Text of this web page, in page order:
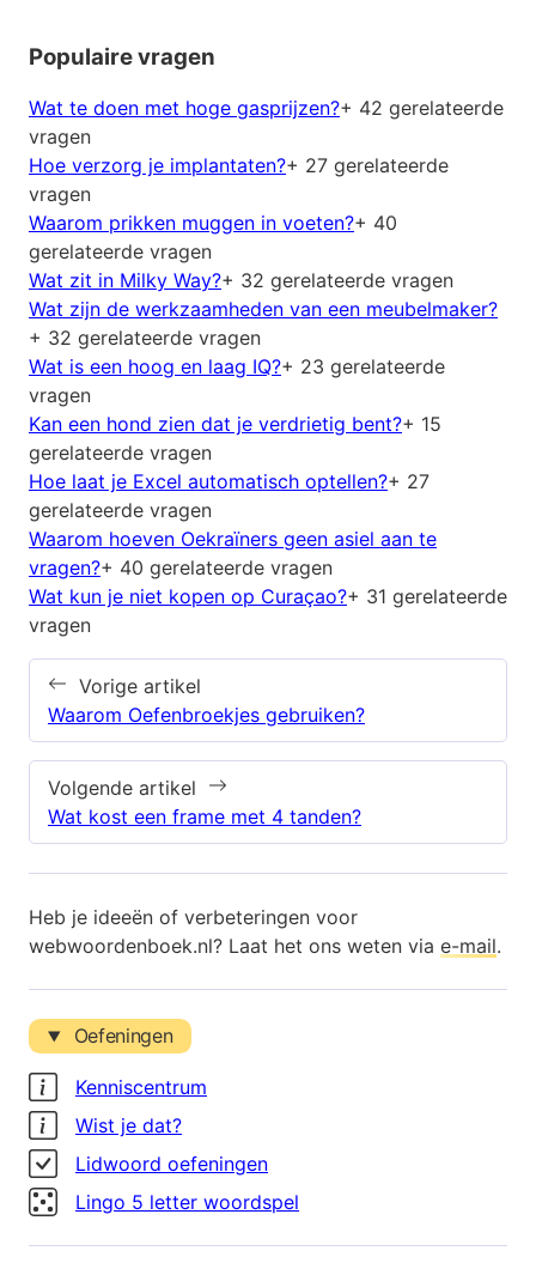
Populaire vragen
Wat te doen met hoge gasprijzen?+ 42 gerelateerde
vragen
Hoe verzorg je implantaten?+ 27 gerelateerde
vragen
Waarom prikken muggen in voeten?+ 40
gerelateerde vragen
Wat zit in Milky Way?+ 32 gerelateerde vragen
Wat zijn de werkzaamheden van een meubelmaker?
+ 32 gerelateerde vragen
Wat is een hoog en laag IQ?+ 23 gerelateerde
vragen
Kan een hond zien dat je verdrietig bent?+ 15
gerelateerde vragen
Hoe laat je Excel automatisch optellen?+ 27
gerelateerde vragen
Waarom hoeven Oekraïners geen asiel aan te
vragen?+ 40 gerelateerde vragen
Wat kun je niet kopen op Curaçao?+ 31 gerelateerde
vragen
Vorige artikel
Waarom Oefenbroekjes gebruiken?
Volgende artikel
Wat kost een frame met 4 tanden?
Heb je ideeën of verbeteringen voor
webwoordenboek.nl? Laat het ons weten via e-mail.
Oefeningen
Kenniscentrum
Wist je dat?
Lidwoord oefeningen
Lingo 5 letter woordspel